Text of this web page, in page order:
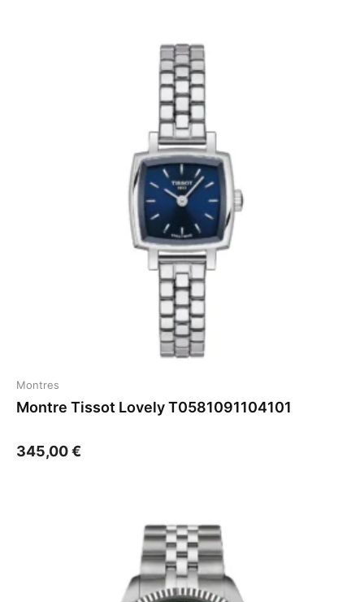
Montres
Montre Tissot Lovely T0581091104101
345,00€